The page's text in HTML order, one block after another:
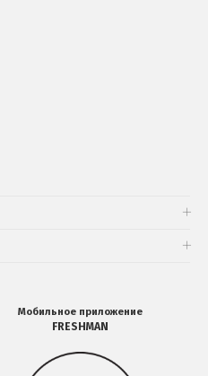
Мобильное приложение
FRESHMAN
Мобильное
приложение